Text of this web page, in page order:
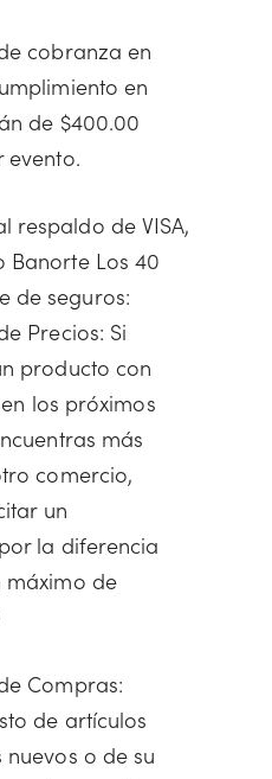
cobranza en
en
de $400.00
evento.
respaldo de VISA,
Banorte Los 40
de seguros:
Precios: Si
producto con
los próximos
más
comercio,
un
la diferencia
máximo de
Compras:
de artículos
o de su